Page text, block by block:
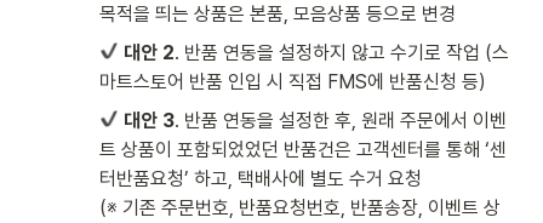
목적을 띄는 상품은 본품, 모음상품 등으로 변경
대안 2. 반품 연동을 설정하지 않고 수기로 작업 (스
마트스토어 반품 인입 시 직접 FMS에 반품신청 등)
대안 3. 반품 연동을 설정한 후, 원래 주문에서 이벤
트 상품이 포함되었었던 반품건은 고객센터를 통해 ‘센
터반품요청’ 하고, 택배사에 별도 수거 요청
(※ 기존 주문번호, 반품요청번호, 반품송장, 이벤트 상